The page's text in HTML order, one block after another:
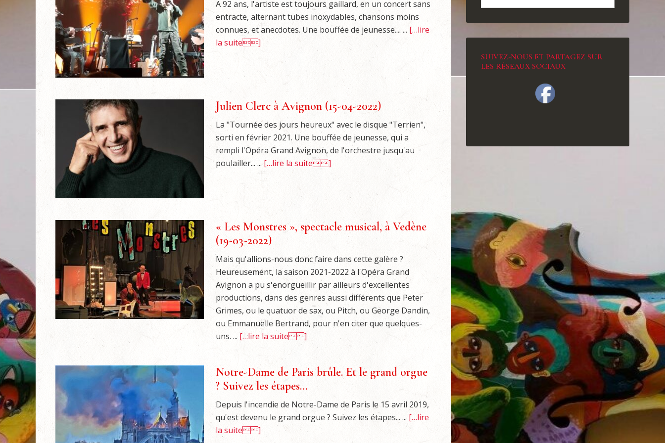
A 92 ans, l'artiste est toujours gaillard, en un concert sans
entracte, alternant tubes inoxydables, chansons moins
connues, et anecdotes. Une bouffée de jeunesse.... ... […lire
la suite]
Julien Clerc à Avignon (15-04-2022)
La "Tournée des jours heureux" avec le disque "Terrien",
sorti en février 2021. Une bouffée de jeunesse, qui a
rempli l'Opéra Grand Avignon, de l'orchestre jusqu'au
poulailler... ...[…lire la suite]
« Les Monstres », spectacle musical, à Vedène
(19-03-2022)
Mais qu'allions-nous donc faire dans cette galère ?
Heureusement, la saison 2021-2022 à l'Opéra Grand
Avignon a pu s'enorgueillir par ailleurs d'excellentes
productions, dans des genres aussi différents que Peter
Grimes, ou le quatuor de sax, ou Pitch, ou George Dandin,
ou Emmanuelle Bertrand, pour n'en citer que quelques-
uns. ... […lire la suite]
Notre-Dame de Paris brûle. Et le grand orgue
? Suivez les étapes…
Depuis l'incendie de Notre-Dame de Paris le 15 avril 2019,
qu'est devenu le grand orgue ? Suivez les étapes... ... […lire
la suite]
SUIVEZ-NOUS ET PARTAGEZ SUR
LES RÉSEAUX SOCIAUX